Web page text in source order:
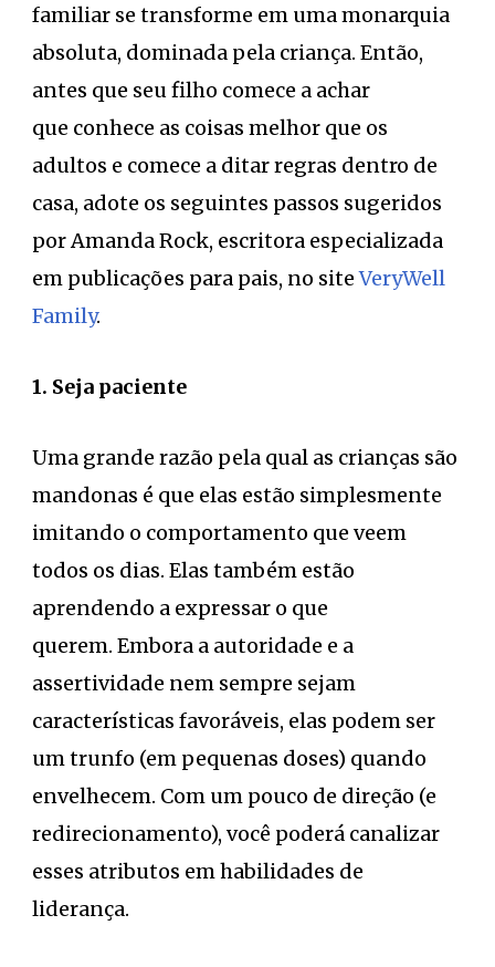
familiar se transforme em uma monarquia
absoluta, dominada pela criança. Então,
antes que seu filho comece a achar
que conhece as coisas melhor que os
adultos e comece a ditar regras dentro de
casa, adote os seguintes passos sugeridos
por Amanda Rock, escritora especializada
em publicações para pais, no siteVeryWell
Family.
1. Seja paciente
Uma grande razão pela qual as crianças são
mandonas é que elas estão simplesmente
imitando o comportamento que veem
todos os dias. Elas também estão
aprendendo a expressar o que
querem. Embora a autoridade e a
assertividade nem sempre sejam
características favoráveis, elas podem ser
um trunfo (em pequenas doses) quando
envelhecem. Com um pouco de direção (e
redirecionamento), você poderá canalizar
esses atributos em habilidades de
liderança.